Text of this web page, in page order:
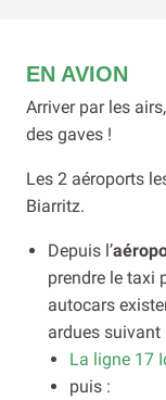
EN AVION
Arriver par les
des gaves !
Les 2 aéroports
Biarritz.
Depuis l’
prendre le taxi
autocars
ardues suivant
La ligne 17
puis :